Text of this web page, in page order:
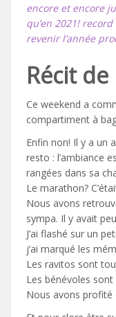
encore et encore
qu’en 2021!
revenir l’année
Récit
Ce weekend a
compartiment à
Enfin non! Il y a un
resto : l’ambiance
rangées dans sa
Le marathon?
Nous avons
sympa. Il y avait
J’ai flashé sur un
j’ai marqué les
Les ravitos sont
Les bénévoles
Nous avons profité